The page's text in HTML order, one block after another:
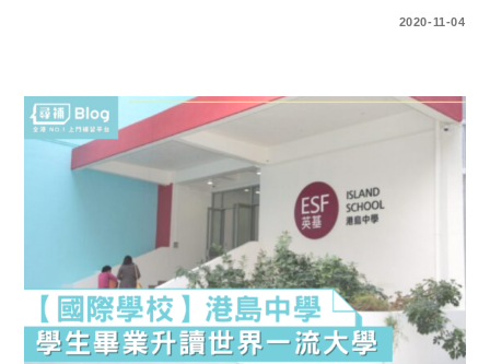
2020-11-04